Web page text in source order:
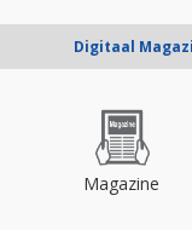
Digitaal
Magazine